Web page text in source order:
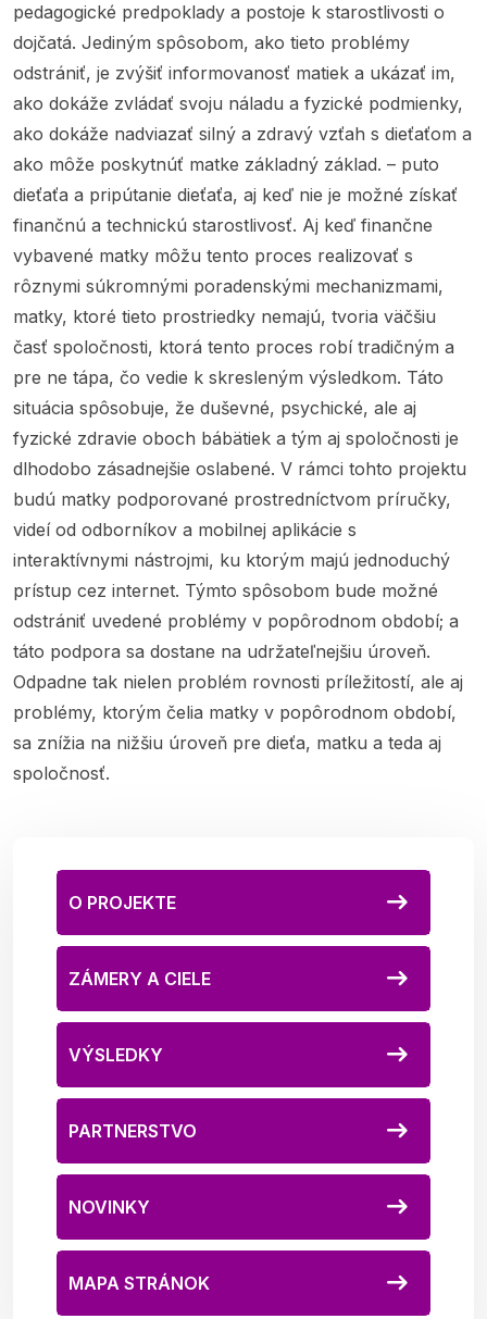
pedagogické predpoklady a postoje k starostlivosti o
dojčatá. Jediným spôsobom, ako tieto problémy
odstrániť, je zvýšiť informovanosť matiek a ukázať im,
ako dokáže zvládať svoju náladu a fyzické podmienky,
ako dokáže nadviazať silný a zdravý vzťah s dieťaťom a
ako môže poskytnúť matke základný základ. – puto
dieťaťa a pripútanie dieťaťa, aj keď nie je možné získať
finančnú a technickú starostlivosť. Aj keď finančne
vybavené matky môžu tento proces realizovať s
rôznymi súkromnými poradenskými mechanizmami,
matky, ktoré tieto prostriedky nemajú, tvoria väčšiu
časť spoločnosti, ktorá tento proces robí tradičným a
pre ne tápa, čo vedie k skresleným výsledkom. Táto
situácia spôsobuje, že duševné, psychické, ale aj
fyzické zdravie oboch bábätiek a tým aj spoločnosti je
dlhodobo zásadnejšie oslabené. V rámci tohto projektu
budú matky podporované prostredníctvom príručky,
videí od odborníkov a mobilnej aplikácie s
interaktívnymi nástrojmi, ku ktorým majú jednoduchý
prístup cez internet. Týmto spôsobom bude možné
odstrániť uvedené problémy v popôrodnom období; a
táto podpora sa dostane na udržateľnejšiu úroveň.
Odpadne tak nielen problém rovnosti príležitostí, ale aj
problémy, ktorým čelia matky v popôrodnom období,
sa znížia na nižšiu úroveň pre dieťa, matku a teda aj
spoločnosť.
O PROJEKTE
ZÁMERY A CIELE
VÝSLEDKY
PARTNERSTVO
NOVINKY
MAPA STRÁNOK